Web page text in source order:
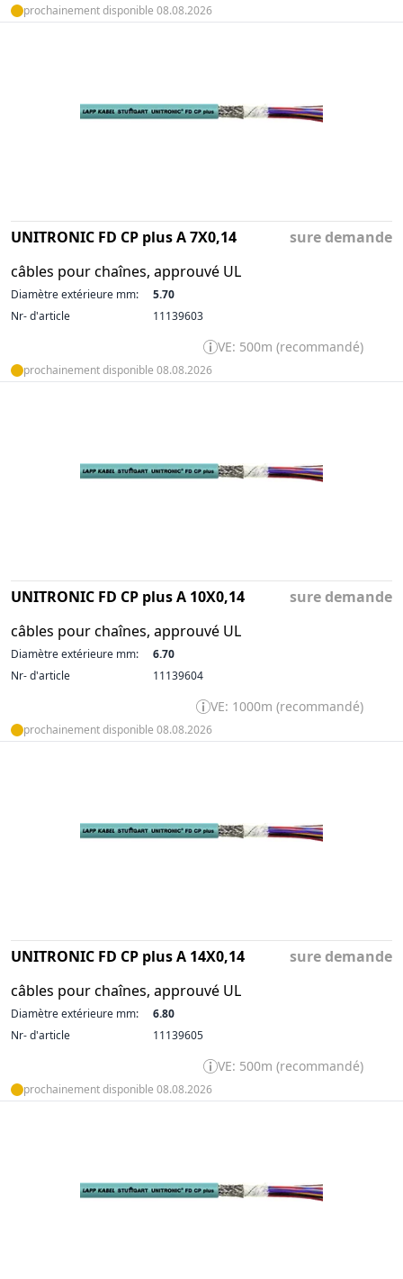
prochainement disponible 08.08.2026
UNITRONIC FD CP plus A 7X0,14
câbles pour chaînes, approuvé UL
sure demande
Diamètre extérieure mm:
5.70
Nr- d'article
11139603
VE: 500m (recommandé)
prochainement disponible 08.08.2026
UNITRONIC FD CP plus A 10X0,14
câbles pour chaînes, approuvé UL
sure demande
Diamètre extérieure mm:
6.70
Nr- d'article
11139604
VE: 1000m (recommandé)
prochainement disponible 08.08.2026
UNITRONIC FD CP plus A 14X0,14
câbles pour chaînes, approuvé UL
sure demande
Diamètre extérieure mm:
6.80
Nr- d'article
11139605
VE: 500m (recommandé)
prochainement disponible 08.08.2026